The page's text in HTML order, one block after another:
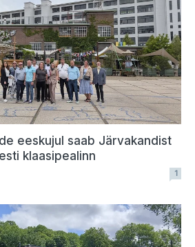
eeskujul saab Järvakandist
klaasipealinn
1